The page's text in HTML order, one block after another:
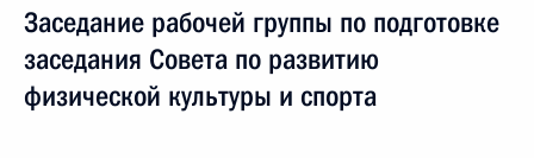
Заседание рабочей группы по подготовке
заседания Совета по развитию
физической культуры и спорта